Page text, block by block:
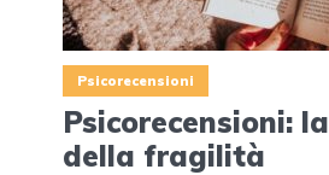
Psicorecensioni
Psicorecensioni:
della fragilità